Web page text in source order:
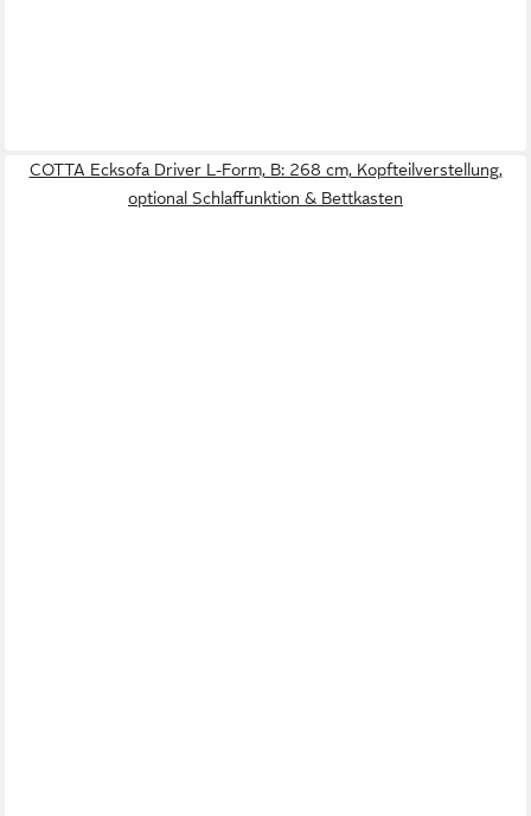
COTTA Ecksofa Driver L-Form, B: 268 cm, Kopfteilverstellung,
optional Schlaffunktion & Bettkasten